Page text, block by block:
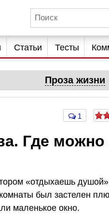
Статьи Тесты
Проза жизни
1
Где можно
«отдыхаешь
был застелен
маленькое окно.